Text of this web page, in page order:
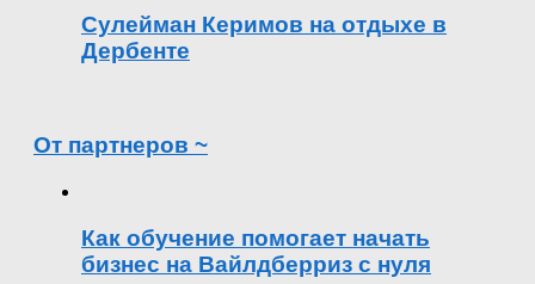
Сулейман Керимов на отдыхе в
Дербенте
От партнеров ~
Как обучение помогает начать
бизнес на Вайлдберриз с нуля